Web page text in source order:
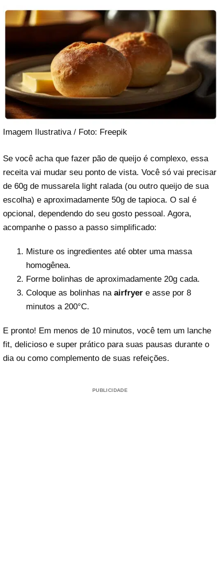
Imagem Ilustrativa / Foto: Freepik
Se você acha que fazer pão de queijo é complexo, essa
receita vai mudar seu ponto de vista. Você só vai precisar
de 60g de mussarela light ralada (ou outro queijo de sua
escolha) e aproximadamente 50g de tapioca. O sal é
opcional, dependendo do seu gosto pessoal. Agora,
acompanhe o passo a passo simplificado:
Misture os ingredientes até obter uma massa
homogênea.
Forme bolinhas de aproximadamente 20g cada.
Coloque as bolinhas na airfryere asse por 8
minutos a 200°C.
E pronto! Em menos de 10 minutos, você tem um lanche
fit, delicioso e super prático para suas pausas durante o
dia ou como complemento de suas refeições.
PUBLICIDADE